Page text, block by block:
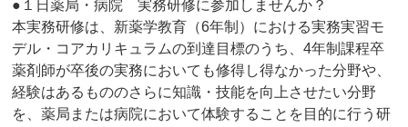
●１日薬局・病院 実務研修に参加しませんか？
本実務研修は、新薬学教育（6年制）における実務実習モ
デル・コアカリキュラムの到達目標のうち、4年制課程卒
薬剤師が卒後の実務においても修得し得なかった分野や、
経験はあるもののさらに知識・技能を向上させたい分野
を、薬局または病院において体験することを目的に行う研